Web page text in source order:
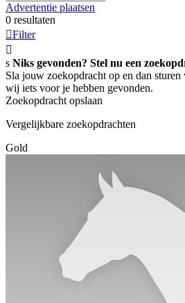
Advertentie plaatsen
0 resultaten
Filter

s Niks gevonden? Stel nu een
Sla jouw zoekopdracht op en dan
wij iets voor je hebben gevonden.
Zoekopdracht opslaan
Vergelijkbare zoekopdrachten
Gold